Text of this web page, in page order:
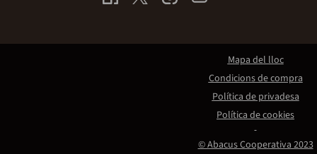
© Abacus Cooperativa 2023
Mapa del lloc
Condicions de compra
Política de privadesa
Política de cookies